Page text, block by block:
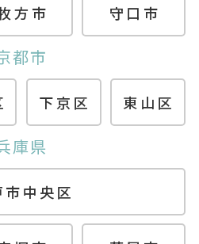
方市 守口市
都市
下京区 東山区
庫県
市中央区